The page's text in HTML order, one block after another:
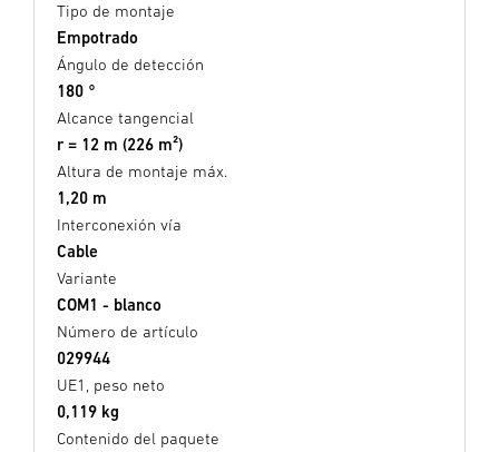
Tipo de montaje
Empotrado
Ángulo de detección
180 °
Alcance tangencial
r = 12 m (226 m²)
Altura de montaje máx.
1,20 m
Interconexión vía
Cable
Variante
COM1 - blanco
Número de artículo
029944
UE1, peso neto
0,119 kg
Contenido del paquete